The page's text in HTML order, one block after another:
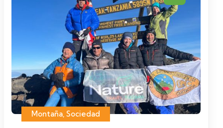
Montaña, Sociedad